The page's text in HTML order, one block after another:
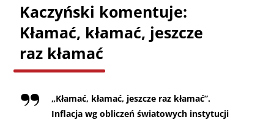
Kaczyński komentuje:
Kłamać, kłamać, jeszcze
raz kłamać
„Kłamać, kłamać, jeszcze raz kłamać”.
Inflacja wg obliczeń światowych instytucji